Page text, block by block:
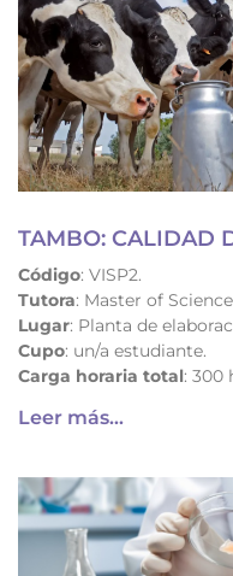
TAMBO: CALIDAD
Código: VISP2.
Tutora: Master of
Lugar: Planta de
Cupo: un/a estudiante.
Carga horaria total: 300
Leer más...